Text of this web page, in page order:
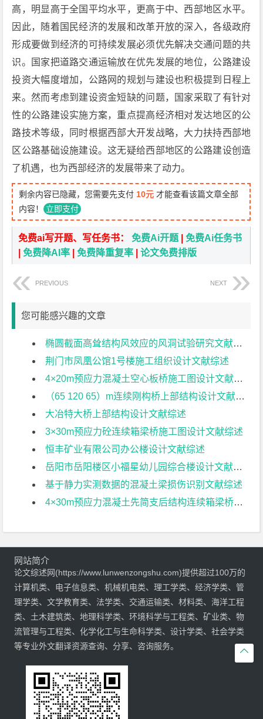
高，明显高于全国平均水平，更高于中、西部地区水平。
因此，随着国民经济的发展和改革开放的深入，各级政府
形成要做到经济的可持续发展必须优先解决交通问题的共
识。国家把道路交通运输放在优先发展的地位，公路建设
投资大幅度增加，公路网的规划与建设也积极提到日程上
来。然而考虑到建设资金短缺的问题，国家采取了有针对
性的公路建设实施方案，重点提高经济相对发达地区的公
路技术等级，同时根据西部大开发战略，大力扶持西部地
区公路基础设施建设。这无疑给西部地区的公路建设创造
了机遇，也为西部经济的发展带来了动力。
剩余内容已隐藏，您需要先支付 10元 才能查看该篇文章全部
内容！ 立即支付
免费ai写开题、写任务书：免费Ai开题 |免费Ai任务书
|免费降AI率 |免费降重复率 |论文免费排版
PREVIOUS NEXT
您可能感兴趣的文章
椭圆截面高耸结构风效应的风洞试验研究文献综述
荆门市凤凰公馆1号楼施工组织设计文献综述
4×20m预应力混凝土空心板桥施工图设计文献综述
（65 120 65）m连续刚构桥上部结构设计文献综述
大冶特大桥上部结构设计文献综述
3×30m预应力砼连续箱梁桥施工图设计文献综述
恒丰矿业有限公司办公楼设计文献综述
岳阳市岳阳楼区小福星幼儿园综合楼设计文献综述
基于静力实测数据的混凝土梁损伤识别文献综述
4×30m预应力混凝土先简支后结构连续箱梁桥部分结构设计文献综述

网站简介
论文综述网(https://www.lunwenzongshu.com)提供超过100万的
计算机类、电子信息类、机械机电类、理工学类、经济学类、管
理学类、文学教育类、法学类、交通运输类、材料类、海洋工程
类、土木建筑类、地理科学类、环境科学与工程类、矿业类、物
流管理与工程类、化学化工与生命科学类、设计学类、社会学类
等专业外文翻译资源查询、分享、咨询服务。